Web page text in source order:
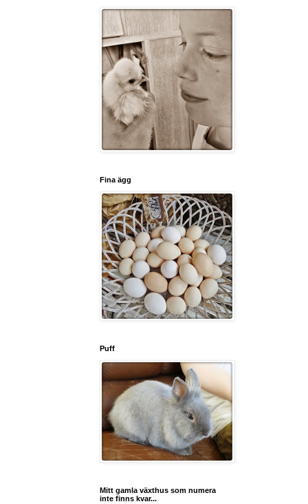
Fina ägg
Puff
Mitt gamla växthus som numera
inte finns kvar...